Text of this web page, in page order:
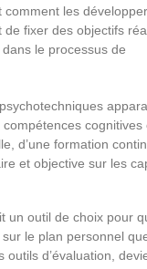
les développer.
fixer des objectifs
le processus de
cognitives
d’une formation
et objective sur les
un outil de choix pour
le plan personnel
d’évaluation,